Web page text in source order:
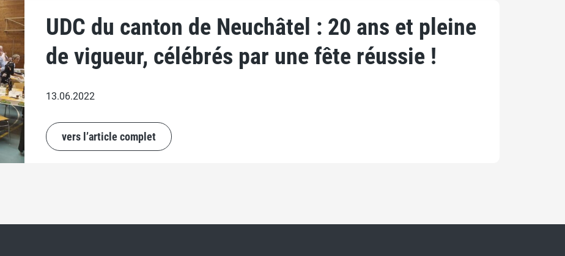
UDC du canton de Neuchâtel : 20 ans et pleine
de vigueur, célébrés par une fête réussie !
13.06.2022
vers l’article complet